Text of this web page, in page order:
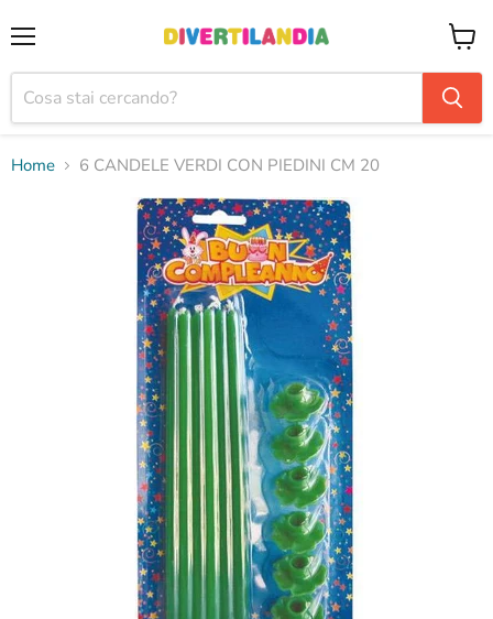
il
Home 6 CANDELE VERDI CON PIEDINI CM 20